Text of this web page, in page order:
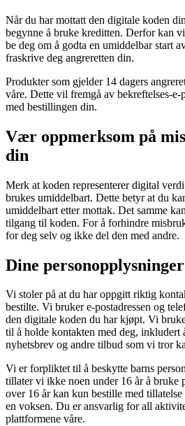
Når du har mottatt den digitale koden
begynne å bruke kreditten. Derfor kan
be deg om å godta en umiddelbar start
fraskrive deg angreretten din.
Produkter som gjelder 14 dagers
våre. Dette vil fremgå av bekreftelses-e-
med bestillingen din.
Vær oppmerksom på
din
Merk at koden representerer digital
brukes umiddelbart. Dette betyr at du
umiddelbart etter mottak. Det samme
tilgang til koden. For å forhindre
for deg selv og ikke del den med andre.
Dine personopplysninger
Vi stoler på at du har oppgitt riktig
bestilte. Vi bruker e-postadressen og
den digitale koden du har kjøpt. Vi
til å holde kontakten med deg, inkludert
nyhetsbrev og andre tilbud som vi tror
Vi er forpliktet til å beskytte barns
tillater vi ikke noen under 16 år å bruke
over 16 år kan kun bestille med
en voksen. Du er ansvarlig for all
plattformene våre.